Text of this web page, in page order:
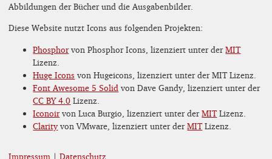
Abbildungen der Bücher und die Ausgabenbilder.
Diese Website nutzt Icons aus folgenden Projekten:
Phosphorvon Phosphor Icons, lizenziert unter derMIT
Lizenz.
Huge Icons von Hugeicons, lizenziert unter der MIT Lizenz.
Font Awesome 5 Solid von Dave Gandy, lizenziert unter der
CC BY 4.0 Lizenz.
Iconoirvon Luca Burgio, lizenziert unter derMITLizenz.
Clarityvon VMware, lizenziert unter derMITLizenz.
Impressum |Datenschutz